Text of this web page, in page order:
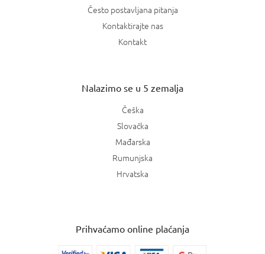
Često postavljana pitanja
Kontaktirajte nas
Kontakt
Nalazimo se u 5 zemalja
Češka
Slovačka
Mađarska
Rumunjska
Hrvatska
Prihvaćamo online plaćanja